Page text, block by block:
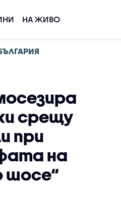
НА ЖИВО
срещу
при
на
шосе“